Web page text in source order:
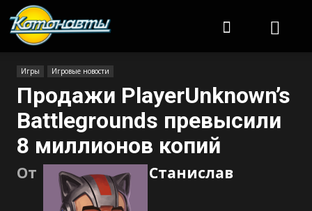
Игры Игровые новости
Продажи PlayerUnknown’s
Battlegrounds превысили
8 миллионов копий
От Станислав